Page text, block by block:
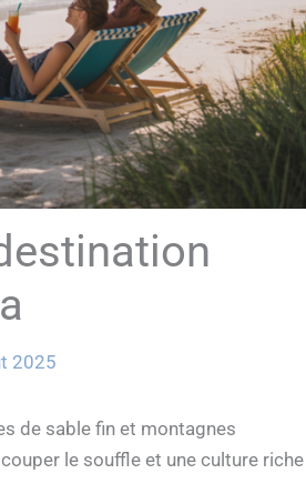
2025
de sable fin et montagnes
le souffle et une culture riche